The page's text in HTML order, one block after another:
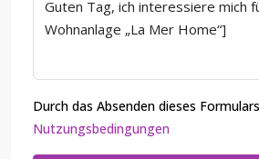
Durch das Absenden dieses
Nutzungsbedingungen